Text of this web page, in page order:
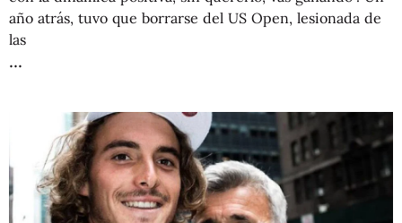
año atrás, tuvo que borrarse del US Open, lesionada de
las